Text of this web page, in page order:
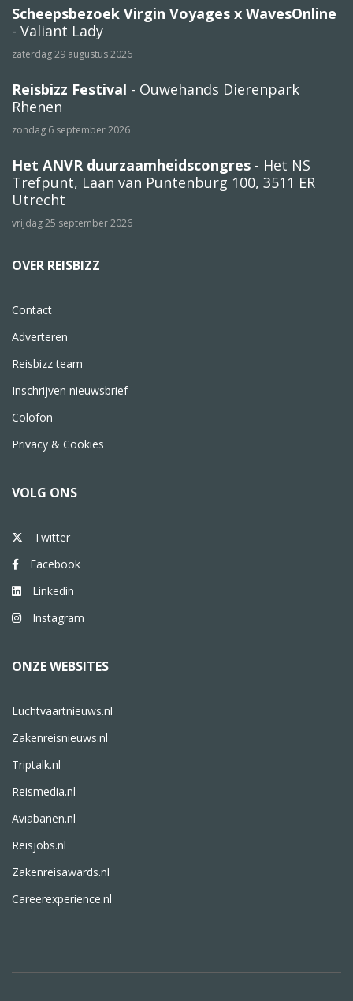
Scheepsbezoek Virgin Voyages x WavesOnline
- Valiant Lady
zaterdag 29 augustus 2026
Reisbizz Festival - Ouwehands Dierenpark
Rhenen
zondag 6 september 2026
Het ANVR duurzaamheidscongres - Het NS
Trefpunt, Laan van Puntenburg 100, 3511 ER
Utrecht
vrijdag 25 september 2026
OVER REISBIZZ
Contact
Adverteren
Reisbizz team
Inschrijven nieuwsbrief
Colofon
Privacy & Cookies
VOLG ONS
Twitter
Facebook
Linkedin
Instagram
ONZE WEBSITES
Luchtvaartnieuws.nl
Zakenreisnieuws.nl
Triptalk.nl
Reismedia.nl
Aviabanen.nl
Reisjobs.nl
Zakenreisawards.nl
Careerexperience.nl